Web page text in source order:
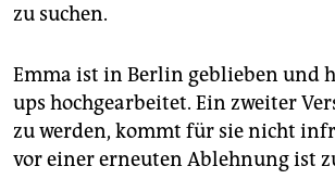
zu suchen.
Emma ist in Berlin geblieben und
ups hochgearbeitet. Ein zweiter
zu werden, kommt für sie nicht
vor einer erneuten Ablehnung ist